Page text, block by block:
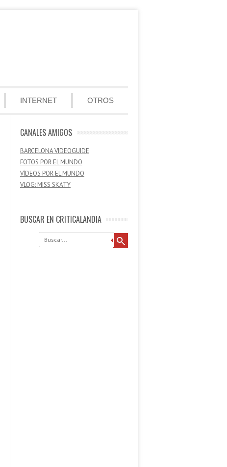
INTERNET OTROS
CANALES AMIGOS
BARCELONA VIDEOGUIDE
FOTOS POR EL MUNDO
VÍDEOS POR EL MUNDO
VLOG: MISS SKATY
BUSCAR EN CRITICALANDIA
Buscar